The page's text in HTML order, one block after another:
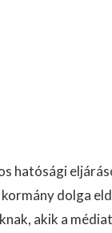
hatósági
dolga
akik a